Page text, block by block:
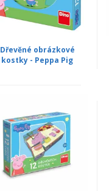
Dřevěné obrázkové
kostky - Peppa Pig